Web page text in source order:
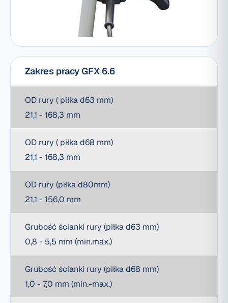
Zakres pracy GFX 6.6
OD rury ( piłka d63 mm)
21,1 - 168,3 mm
OD rury ( piłka d68 mm)
21,1 - 168,3 mm
OD rury (piłka d80mm)
21,1 - 156,0 mm
Grubość ścianki rury (piłka d63 mm)
0,8 - 5,5 mm (min.max.)
Grubość ścianki rury (piłka d68 mm)
1,0 - 7,0 mm (min.-max.)